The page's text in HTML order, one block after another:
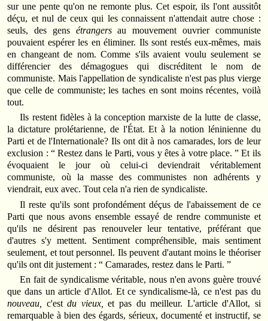
sur une pente qu'on ne remonte plus. Cet espoir, ils l'ont aussitôt
déçu, et nul de ceux qui les connaissent n'attendait autre chose :
seuls, des gens étrangersau mouvement ouvrier communiste
pouvaient espérer les en éliminer. Ils sont restés eux-mêmes, mais
en changeant de nom. Comme s'ils avaient voulu seulement se
différencier des démagogues qui discréditent le nom de
communiste. Mais l'appellation de syndicaliste n'est pas plus vierge
que celle de communiste; les taches en sont moins récentes, voilà
tout.
Ils restent fidèles à la conception marxiste de la lutte de classe,
la dictature prolétarienne, de l'État. Et à la notion léninienne du
Parti et de l'Internationale? Ils ont dit à nos camarades, lors de leur
exclusion : “ Restez dans le Parti, vous y êtes à votre place. ” Et ils
évoquaient le jour où celui-ci deviendrait véritablement
communiste, où la masse des communistes non adhérents y
viendrait, eux avec. Tout cela n'a rien de syndicaliste.
Il reste qu'ils sont profondément déçus de l'abaissement de ce
Parti que nous avons ensemble essayé de rendre communiste et
qu'ils ne désirent pas renouveler leur tentative, préférant que
d'autres s'y mettent. Sentiment compréhensible, mais sentiment
seulement, et tout personnel. Ils peuvent d'autant moins le théoriser
qu'ils ont dit justement : “ Camarades, restez dans le Parti. ”
En fait de syndicalisme véritable, nous n'en avons guère trouvé
que dans un article d'Allot. Et ce syndicalisme-là, ce n'est pas du
nouveau, c'estdu vieux,et pas du meilleur. L'article d'Allot, si
remarquable à bien des égards, sérieux, documenté et instructif, se